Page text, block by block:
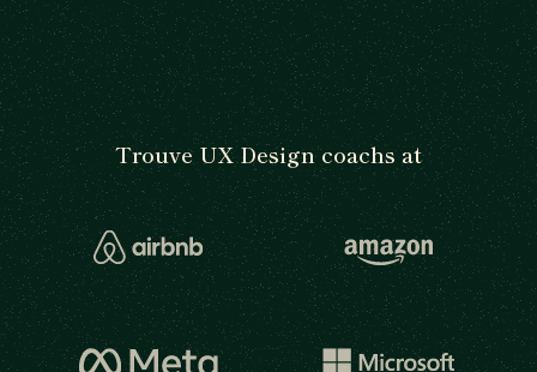
Trouve UX Design coachs at